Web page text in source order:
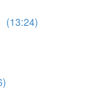
(13:24)